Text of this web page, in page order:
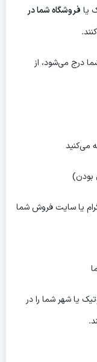
یا فروشگاه شما در
درج می‌شود، از
می‌کنید
بودن)
یا سایت فروش شما
یا شهر شما را در